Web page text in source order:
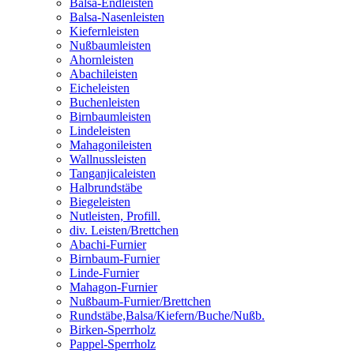
Balsa-Nasenleisten
Kiefernleisten
Nußbaumleisten
Ahornleisten
Abachileisten
Eicheleisten
Buchenleisten
Birnbaumleisten
Lindeleisten
Mahagonileisten
Wallnussleisten
Tanganjicaleisten
Halbrundstäbe
Biegeleisten
Nutleisten, Profill.
div. Leisten/Brettchen
Abachi-Furnier
Birnbaum-Furnier
Linde-Furnier
Mahagon-Furnier
Nußbaum-Furnier/Brettchen
Rundstäbe,Balsa/Kiefern/Buche/Nußb.
Birken-Sperrholz
Pappel-Sperrholz